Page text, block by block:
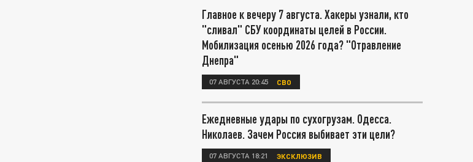
Главное к вечеру 7 августа. Хакеры узнали, кто
"сливал" СБУ координаты целей в России.
Мобилизация осенью 2026 года? "Отравление
Днепра"
07 АВГУСТА 20:45 СВО
Ежедневные удары по сухогрузам. Одесса.
Николаев. Зачем Россия выбивает эти цели?
07 АВГУСТА 18:21 ЭКСКЛЮЗИВ